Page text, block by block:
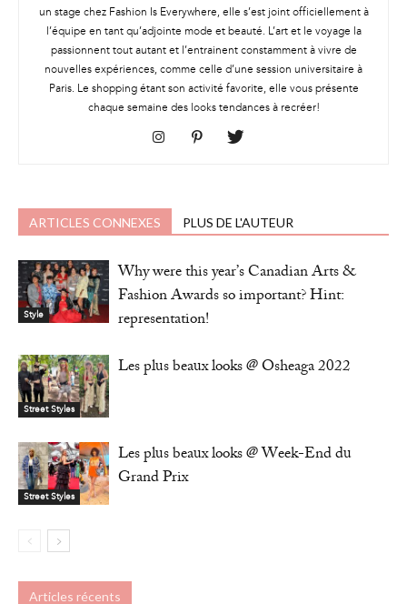
un stage chez Fashion Is Everywhere, elle s’est joint officiellement à
l’équipe en tant qu’adjointe mode et beauté. L’art et le voyage la
passionnent tout autant et l’entrainent constamment à vivre de
nouvelles expériences, comme celle d’une session universitaire à
Paris. Le shopping étant son activité favorite, elle vous présente
chaque semaine des looks tendances à recréer!
ARTICLES CONNEXES PLUS DE L'AUTEUR
Style
Why were this year’s Canadian Arts &
Fashion Awards so important? Hint:
representation!
Street Styles
Les plus beaux looks @ Osheaga 2022
Street Styles
Les plus beaux looks @ Week-End du
Grand Prix
Articles récents